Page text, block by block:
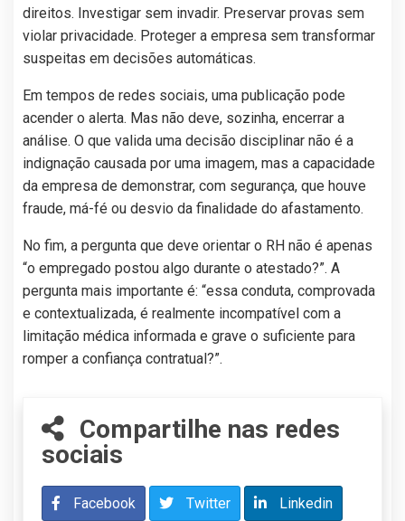
direitos. Investigar sem invadir. Preservar provas sem
violar privacidade. Proteger a empresa sem transformar
suspeitas em decisões automáticas.
Em tempos de redes sociais, uma publicação pode
acender o alerta. Mas não deve, sozinha, encerrar a
análise. O que valida uma decisão disciplinar não é a
indignação causada por uma imagem, mas a capacidade
da empresa de demonstrar, com segurança, que houve
fraude, má-fé ou desvio da finalidade do afastamento.
No fim, a pergunta que deve orientar o RH não é apenas
“o empregado postou algo durante o atestado?”. A
pergunta mais importante é: “essa conduta, comprovada
e contextualizada, é realmente incompatível com a
limitação médica informada e grave o suficiente para
romper a confiança contratual?”.
Compartilhe nas redes
sociais
Facebook Twitter Linkedin